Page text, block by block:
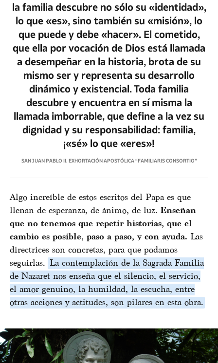
la familia descubre no sólo su «identidad»,
lo que «es», sino también su «misión», lo
que puede y debe «hacer». El cometido,
que ella por vocación de Dios está llamada
a desempeñar en la historia, brota de su
mismo ser y representa su desarrollo
dinámico y existencial. Toda familia
descubre y encuentra en sí misma la
llamada imborrable, que define a la vez su
dignidad y su responsabilidad: familia,
¡«sé» lo que «eres»!
SAN JUAN PABLO II. EXHORTACIÓN APOSTÓLICA “FAMILIARIS CONSORTIO”
Algo increíble de estos escritos del Papa es que
llenan de esperanza, de ánimo, de luz. Enseñan
que no tenemos que repetir historias, que el
cambio es posible, paso a paso, y con ayuda. Las
directrices son concretas, para que podamos
seguirlas. La contemplación de la Sagrada Familia
de Nazaret nos enseña que el silencio, el servicio,
el amor genuino, la humildad, la escucha, entre
otras acciones y actitudes, son pilares en esta obra.